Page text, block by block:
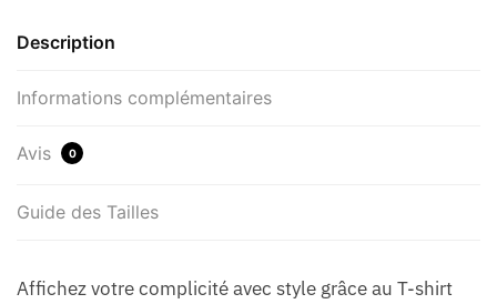
Description
Informations complémentaires
Avis 0
Guide des Tailles
Affichez votre complicité avec style grâce au T-shirt